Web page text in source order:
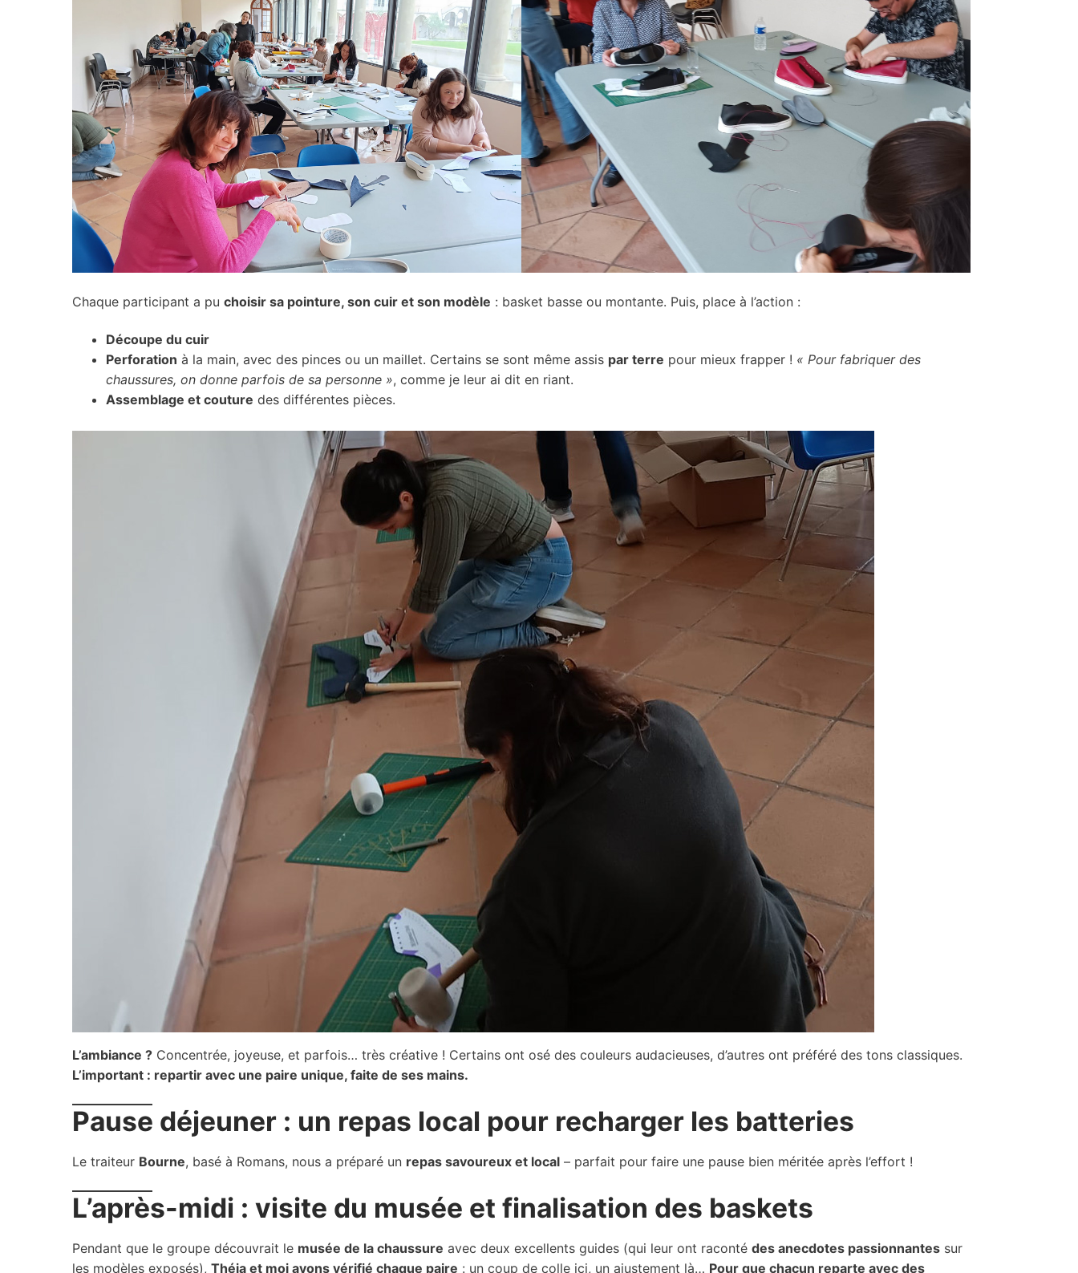
Chaque participant a pu choisir sa pointure, son cuir et son modèle : basket basse ou montante. Puis, place à l’action :
Découpe du cuir
Perforation à la main, avec des pinces ou un maillet. Certains se sont même assis par terre pour mieux frapper ! « Pour fabriquer des
chaussures, on donne parfois de sa personne », comme je leur ai dit en riant.
Assemblage et couture des différentes pièces.
L’ambiance ? Concentrée, joyeuse, et parfois… très créative ! Certains ont osé des couleurs audacieuses, d’autres ont préféré des tons classiques.
L’important : repartir avec une paire unique, faite de ses mains.
Pause déjeuner : un repas local pour recharger les batteries
Le traiteur Bourne, basé à Romans, nous a préparé un repas savoureux et local – parfait pour faire une pause bien méritée après l’effort !
L’après-midi : visite du musée et finalisation des baskets
Pendant que le groupe découvrait le musée de la chaussure avec deux excellents guides (qui leur ont raconté des anecdotes passionnantes sur
les modèles exposés), Théia et moi avons vérifié chaque paire : un coup de colle ici, un ajustement là… Pour que chacun reparte avec des